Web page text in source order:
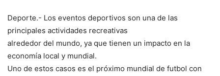
Deporte.- Los eventos deportivos son una de las
principales actividades recreativas
alrededor del mundo, ya que tienen un impacto en la
economía local y mundial.
Uno de estos casos es el próximo mundial de futbol con